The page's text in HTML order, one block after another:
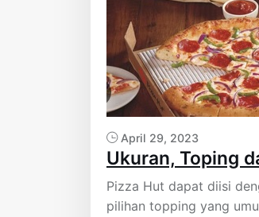
April 29, 2023
Ukuran, Toping
Pizza Hut dapat diisi
pilihan topping yang